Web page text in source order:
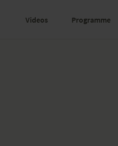
Videos Programme